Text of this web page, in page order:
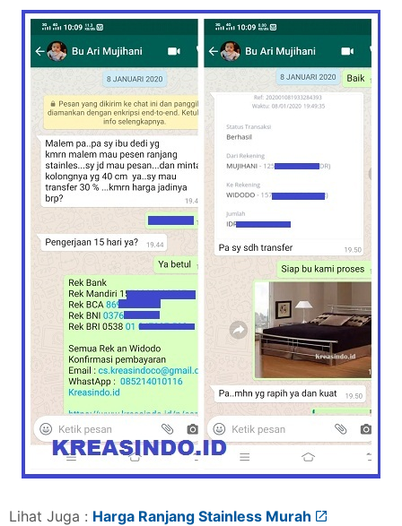
Lihat Juga : Harga Ranjang Stainless Murah